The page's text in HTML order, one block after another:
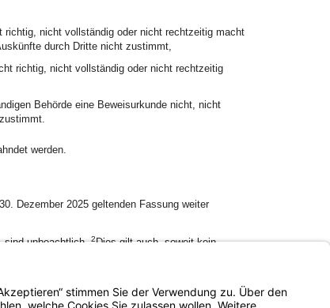
nicht vollständig oder nicht rechtzeitig macht
durch Dritte nicht zustimmt,
richtig, nicht vollständig oder nicht rechtzeitig
Behörde eine Beweisurkunde nicht, nicht
werden.
Dezember 2025 geltenden Fassung weiter
sind unbeachtlich.2Dies gilt auch, soweit kein